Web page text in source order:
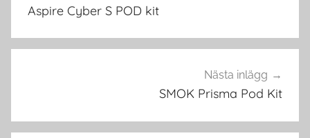
e
i
Aspire Cyber S POD kit
Nästa inlägg
SMOK Prisma Pod Kit